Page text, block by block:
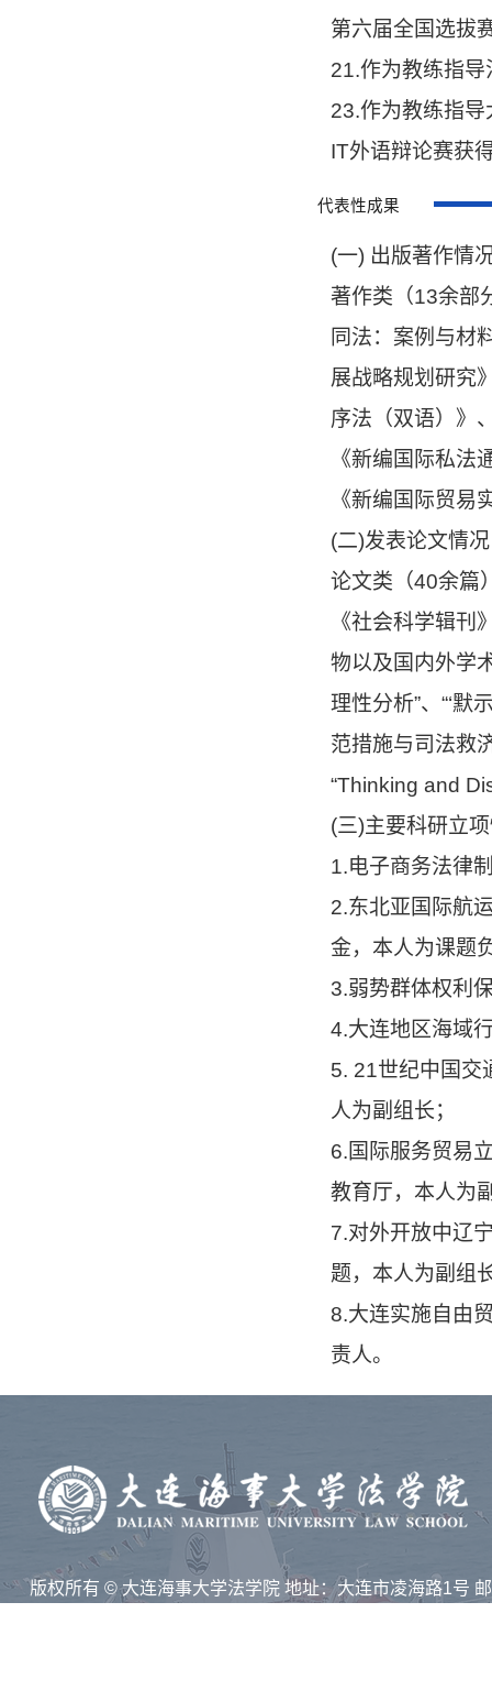
第六届全国选拔
21.作为教练指导
23.作为教练指导
IT外语辩论赛获
代表性成果
(一) 出版著作情
著作类（13余部
同法：案例与材
展战略规划研究
序法（双语）》
《新编国际私
《新编国际贸易
(二)发表论文情况
论文类（40余篇
《社会科学辑
物以及国内外学
理性分析”、“‘默
范措施与司法救
“Thinking and
(三)主要科研立
1.电子商务法律
2.东北亚国际航
金，本人为课题
3.弱势群体权利
4.大连地区海域
5. 21世纪中国交
人为副组长；
6.国际服务贸易
教育厅，本人为
7.对外开放中辽
题，本人为副组
8.大连实施自由
责人。
版权所有 © 大连海事大学法学院 地址：大连市凌海路1号